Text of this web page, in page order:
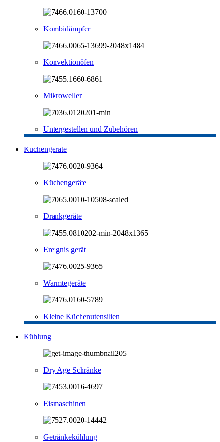
Kombidämpfer
Konvektionöfen
Mikrowellen
Untergestellen und Zubehören
Küchengeräte
Küchengeräte
Drankgeräte
Ereignis gerät
Warmtegeräte
Kleine Küchenutensilien
Kühlung
Dry Age Schränke
Eismaschinen
Getränkekühlung